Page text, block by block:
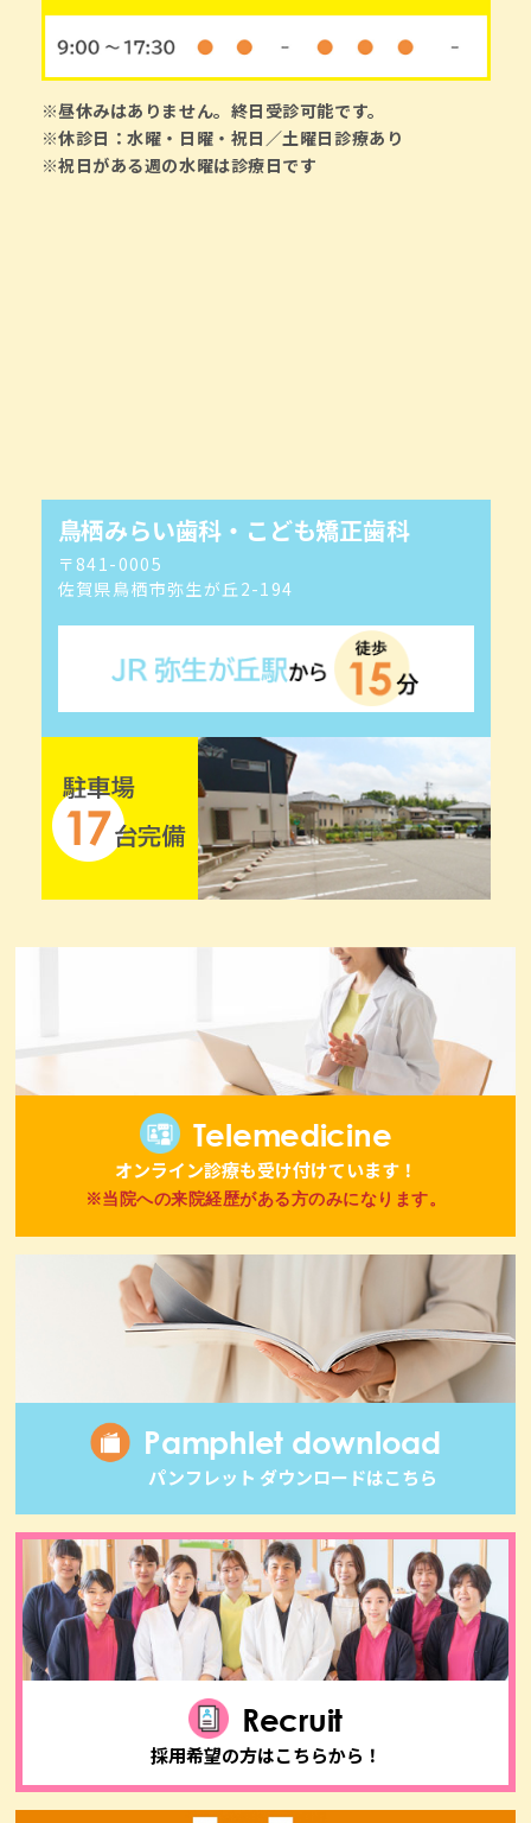
※昼休みはありません。終日受診可能です。
※休診日：水曜・日曜・祝日／土曜日診療あり
※祝日がある週の水曜は診療日です
鳥栖みらい歯科・こども矯正歯科
〒841-0005
佐賀県鳥栖市弥生が丘2-194
Telemedicine
オンライン診療も受け付けています！
※当院への来院経歴がある方のみになります。
Pamphlet download
パンフレット ダウンロードはこちら
Recruit
採用希望の方はこちらから！